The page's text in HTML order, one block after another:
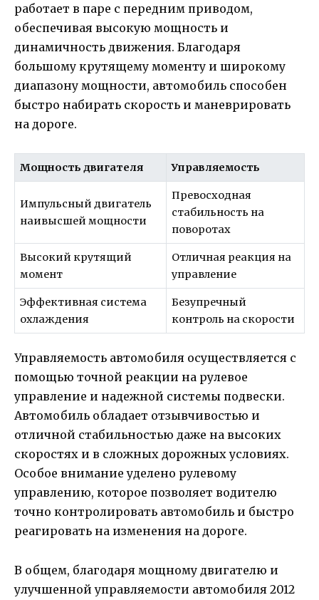
работает в паре с передним приводом,
обеспечивая высокую мощность и
динамичность движения. Благодаря
большому крутящему моменту и широкому
диапазону мощности, автомобиль способен
быстро набирать скорость и маневрировать
на дороге.
Мощность двигателя Управляемость
Импульсный двигатель
наивысшей мощности
Превосходная
стабильность на
поворотах
Высокий крутящий
момент
Отличная реакция на
управление
Эффективная система
охлаждения
Безупречный
контроль на скорости
Управляемость автомобиля осуществляется с
помощью точной реакции на рулевое
управление и надежной системы подвески.
Автомобиль обладает отзывчивостью и
отличной стабильностью даже на высоких
скоростях и в сложных дорожных условиях.
Особое внимание уделено рулевому
управлению, которое позволяет водителю
точно контролировать автомобиль и быстро
реагировать на изменения на дороге.
В общем, благодаря мощному двигателю и
улучшенной управляемости автомобиля 2012